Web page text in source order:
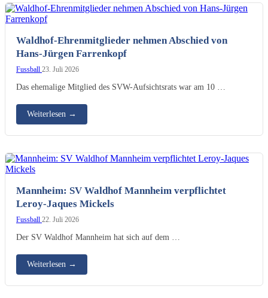
Waldhof-Ehrenmitglieder nehmen Abschied von
Hans-Jürgen Farrenkopf
Fussball 23. Juli 2026
Das ehemalige Mitglied des SVW-Aufsichtsrats war am 10 …
Weiterlesen →
Mannheim: SV Waldhof Mannheim verpflichtet
Leroy-Jaques Mickels
Fussball 22. Juli 2026
Der SV Waldhof Mannheim hat sich auf dem …
Weiterlesen →